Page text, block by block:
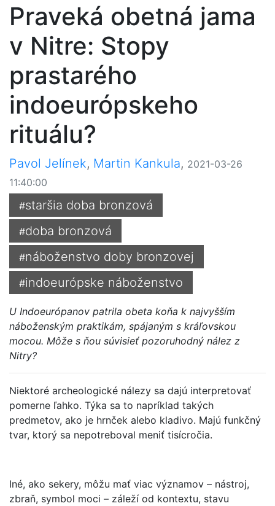
Praveká obetná jama
v Nitre: Stopy
prastarého
indoeurópskeho
rituálu?
Pavol Jelínek, Martin Kankula, 2021-03-26
11:40:00
#staršia doba bronzová
#doba bronzová
#náboženstvo doby bronzovej
#indoeurópske náboženstvo
U Indoeurópanov patrila obeta koňa k najvyšším
náboženským praktikám, spájaným s kráľovskou
mocou. Môže s ňou súvisieť pozoruhodný nález z
Nitry?
Niektoré archeologické nálezy sa dajú interpretovať
pomerne ľahko. Týka sa to napríklad takých
predmetov, ako je hrnček alebo kladivo. Majú funkčný
tvar, ktorý sa nepotreboval meniť tisícročia.
Iné, ako sekery, môžu mať viac významov – nástroj,
zbraň, symbol moci – záleží od kontextu, stavu